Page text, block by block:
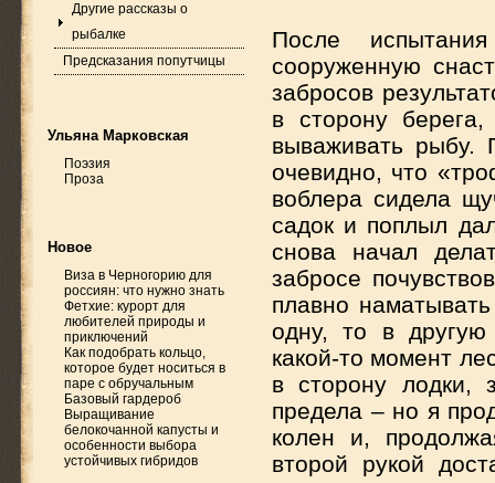
Другие рассказы о
рыбалке
Предсказания попутчицы
Ульяна Марковская
Поэзия
Проза
Новое
Виза в Черногорию для
россиян: что нужно знать
Фетхие: курорт для
любителей природы и
приключений
Как подобрать кольцо,
которое будет носиться в
паре с обручальным
Базовый гардероб
Выращивание
белокочанной капусты и
особенности выбора
устойчивых гибридов
После
сооруженную
забросов
в сторону
вываживать рыбу.
очевидно, что
воблера сидела
садок и поплыл
снова начал
забросе
плавно
одну, то в другую
какой-то момент
в сторону лодки,
предела – но я
колен и,
второй рукой